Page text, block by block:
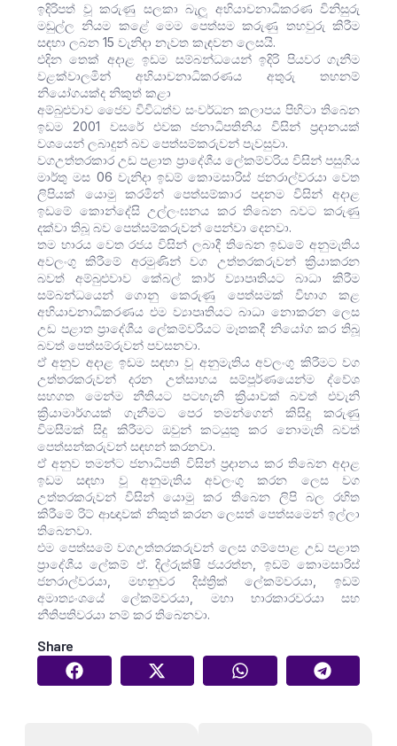
ඉදිරිපත් වූ කරුණු සලකා බැලූ අභියාචනාධිකරණ විනිසුරු
මඩුල්ල නියම කළේ මෙම පෙත්සම කරුණු තහවුරු කිරීම
සඳහා ලබන 15 වැනිදා නැවත කැඳවන ලෙසයි.
එදින තෙක් අදාළ ඉඩම සම්බන්ධයෙන් ඉදිරි පියවර ගැනීම
වළක්වාලමින් අභියාචනාධිකරණය අතුරු තහනම්
නියෝගයක්ද නිකුත් කළා
අම්බුළුවාව ජෛව විවිධත්ව සංවර්ධන කලාපය පිහිටා තිබෙන
ඉඩම 2001 වසරේ එවක ජනාධිපතිනිය විසින් ප්‍රදානයක්
වශයෙන් ලබාදුන් බව පෙත්සම්කරුවන් පැවසුවා.
වගඋත්තරකාර උඩ පළාත ප්‍රාදේශීය ලේකම්වරිය විසින් පසුගිය
මාර්තු මස 06 වැනිදා ඉඩම් කොමසාරිස් ජනරාල්වරයා වෙත
ලිපියක් යොමු කරමින් පෙත්සම්කාර පදනම විසින් අදාළ
ඉඩමේ කොන්දේසි උල්ලංඝනය කර තිබෙන බවට කරුණු
දක්වා තිබූ බව පෙත්සම්කරුවන් පෙන්වා දෙනවා.
තම භාරය වෙත රජය විසින් ලබාදී තිබෙන ඉඩමේ අනුමැතිය
අවලංගු කිරීමේ අරමුණින් වග උත්තරකරුවන් ක්‍රියාකරන
බවත් අම්බුළුවාව කේබල් කාර් ව්‍යාපෘතියට බාධා කිරීම
සම්බන්ධයෙන් ගොනු කෙරුණු පෙත්සමක් විභාග කළ
අභියාචනාධිකරණය එම ව්‍යාපෘතියට බාධා නොකරන ලෙස
උඩ පළාත ප්‍රාදේශීය ලේකම්වරියට මෑතකදී නියෝග කර තිබූ
බවත් පෙත්සම්රුවන් පවසනවා.
ඒ අනුව අදාළ ඉඩම සඳහා වූ අනුමැතිය අවලංගු කිරීමට වග
උත්තරකරුවන් දරන උත්සාහය සම්පූර්ණයෙන්ම ද්වේශ
සහගත මෙන්ම නීතියට පටහැනි ක්‍රියාවක් බවත් එවැනි
ක්‍රියාමාර්ගයක් ගැනීමට පෙර තමන්ගෙන් කිසිදු කරුණු
විමසීමක් සිදු කිරීමට ඔවුන් කටයුතු කර නොමැති බවත්
පෙත්සන්කරුවන් සඳහන් කරනවා.
ඒ අනුව තමන්ට ජනාධිපති විසින් ප්‍රදානය කර තිබෙන අදාළ
ඉඩම සඳහා වූ අනුමැතිය අවලංගු කරන ලෙස වග
උත්තරකරුවන් විසින් යොමු කර තිබෙන ලිපි බල රහිත
කිරීමේ රිට් ආඥාවක් නිකුත් කරන ලෙසත් පෙත්සමෙන් ඉල්ලා
තිබෙනවා.
එම පෙත්සමේ වගඋත්තරකරුවන් ලෙස ගම්පොළ උඩ පළාත
ප්‍රාදේශීය ලේකම් ඒ. දිල්රුක්ෂි ජයරත්න, ඉඩම් කොමසාරිස්
ජනරාල්වරයා, මහනුවර දිස්ත්‍රික් ලේකම්වරයා, ඉඩම්
අමාත්‍යංශයේ ලේකම්වරයා, මහා භාරකාරවරයා සහ
නීතිපතිවරයා නම් කර තිබෙනවා.
Share